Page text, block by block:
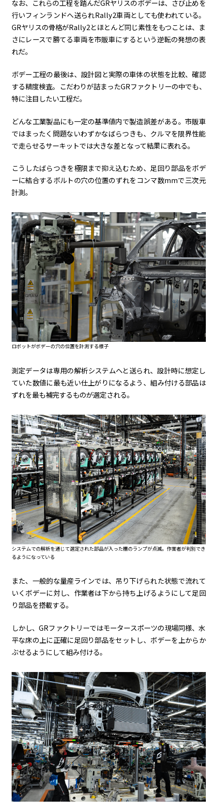
なお、これらの工程を踏んだGRヤリスのボデーは、さび止めを
行いフィンランドへ送られRally2車両としても使われている。
GRヤリスの骨格がRally2とほとんど同じ素性をもつことは、ま
さにレースで勝てる車両を市販車にするという逆転の発想の表
れだ。
ボデー工程の最後は、設計図と実際の車体の状態を比較、確認
する精度検査。こだわりが詰まったGRファクトリーの中でも、
特に注目したい工程だ。
どんな工業製品にも一定の基準値内で製造誤差がある。市販車
ではまったく問題ないわずかなばらつきも、クルマを限界性能
で走らせるサーキットでは大きな差となって結果に表れる。
こうしたばらつきを極限まで抑え込むため、足回り部品をボデ
ーに結合するボルトの穴の位置のずれをコンマ数mmで三次元
計測。
ロボットがボデーの穴の位置を計測する様子
測定データは専用の解析システムへと送られ、設計時に想定し
ていた数値に最も近い仕上がりになるよう、組み付ける部品は
ずれを最も補完するものが選定される。
システムでの解析を通じて選定された部品が入った棚のランプが点滅。作業者が判別でき
るようになっている
また、一般的な量産ラインでは、吊り下げられた状態で流れて
いくボデーに対し、作業者は下から持ち上げるようにして足回
り部品を搭載する。
しかし、GRファクトリーではモータースポーツの現場同様、水
平な床の上に正確に足回り部品をセットし、ボデーを上からか
ぶせるようにして組み付ける。